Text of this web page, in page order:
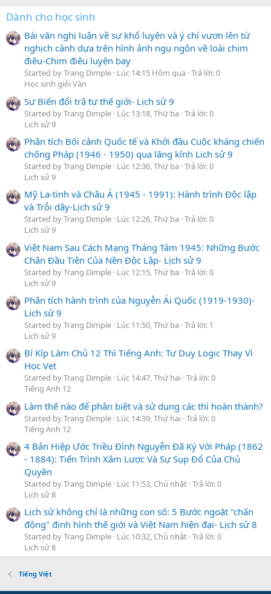
Dành cho học sinh
Bài văn nghị luận về sự khổ luyện và ý chí vươn lên từ
nghịch cảnh dựa trên hình ảnh ngụ ngôn về loài chim
điêu-Chim điêu luyện bay
Started by Trang Dimple Lúc 14:15 Hôm qua Trả lời: 0
Học sinh giỏi Văn
Sự Biến đổi trậ tự thế giới- Lịch sử 9
Started by Trang Dimple Lúc 13:18, Thứ ba Trả lời: 0
Lịch sử 9
Phân tích Bối cảnh Quốc tế và Khởi đầu Cuộc kháng chiến
chống Pháp (1946 - 1950) qua lăng kính Lịch sử 9
Started by Trang Dimple Lúc 12:36, Thứ ba Trả lời: 0
Lịch sử 9
Mỹ La-tinh và Châu Á (1945 - 1991): Hành trình Độc lập
và Trỗi dậy-Lịch sử 9
Started by Trang Dimple Lúc 12:26, Thứ ba Trả lời: 0
Lịch sử 9
Việt Nam Sau Cách Mạng Tháng Tám 1945: Những Bước
Chân Đầu Tiên Của Nền Độc Lập- Lịch sử 9
Started by Trang Dimple Lúc 12:15, Thứ ba Trả lời: 0
Lịch sử 9
Phân tích hành trình của Nguyễn Ái Quốc (1919-1930)-
Lịch sử 9
Started by Trang Dimple Lúc 11:50, Thứ ba Trả lời: 1
Lịch sử 9
Bí Kíp Làm Chủ 12 Thì Tiếng Anh: Tư Duy Logic Thay Vì
Học Vẹt
Started by Trang Dimple Lúc 14:47, Thứ hai Trả lời: 0
Tiếng Anh 12
Làm thế nào để phân biệt và sử dụng các thì hoàn thành?
Started by Trang Dimple Lúc 14:39, Thứ hai Trả lời: 0
Tiếng Anh 12
4 Bản Hiệp Ước Triều Đình Nguyễn Đã Ký Với Pháp (1862
- 1884): Tiến Trình Xâm Lược Và Sự Sụp Đổ Của Chủ
Quyền
Started by Trang Dimple Lúc 11:53, Chủ nhật Trả lời: 0
Lịch sử 8
Lịch sử không chỉ là những con số: 5 Bước ngoặt "chấn
động" định hình thế giới và Việt Nam hiện đại- Lịch sử 8
Started by Trang Dimple Lúc 10:32, Chủ nhật Trả lời: 0
Lịch sử 8
Tiếng Việt